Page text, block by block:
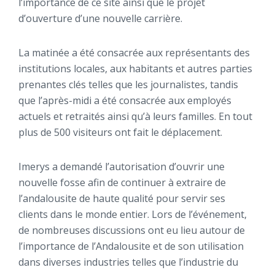
d’ouverture d’une nouvelle carrière.
La matinée a été consacrée aux représentants des
institutions locales, aux habitants et autres parties
prenantes clés telles que les journalistes, tandis
que l’après-midi a été consacrée aux employés
actuels et retraités ainsi qu’à leurs familles. En tout
plus de 500 visiteurs ont fait le déplacement.
Imerys a demandé l’autorisation d’ouvrir une
nouvelle fosse afin de continuer à extraire de
l’andalousite de haute qualité pour servir ses
clients dans le monde entier. Lors de l’événement,
de nombreuses discussions ont eu lieu autour de
l’importance de l’Andalousite et de son utilisation
dans diverses industries telles que l’industrie du